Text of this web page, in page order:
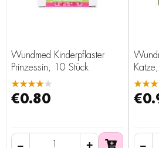
Wundmed Kinderpflaster
Prinzessin, 10 Stück
★★★★★
€0.80